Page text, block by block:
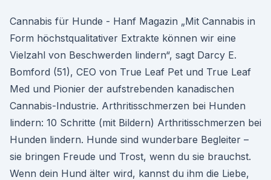
Cannabis für Hunde - Hanf Magazin „Mit Cannabis in
Form höchstqualitativer Extrakte können wir eine
Vielzahl von Beschwerden lindern“, sagt Darcy E.
Bomford (51), CEO von True Leaf Pet und True Leaf
Med und Pionier der aufstrebenden kanadischen
Cannabis-Industrie. Arthritisschmerzen bei Hunden
lindern: 10 Schritte (mit Bildern) Arthritisschmerzen bei
Hunden lindern. Hunde sind wunderbare Begleiter –
sie bringen Freude und Trost, wenn du sie brauchst.
Wenn dein Hund älter wird, kannst du ihm die Liebe,